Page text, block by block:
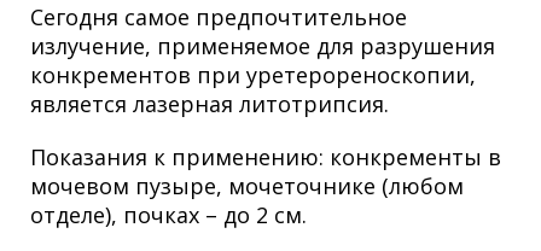
Сегодня самое предпочтительное
излучение, применяемое для разрушения
конкрементов при уретерореноскопии,
является лазерная литотрипсия.
Показания к применению: конкременты в
мочевом пузыре, мочеточнике (любом
отделе), почках – до 2 см.